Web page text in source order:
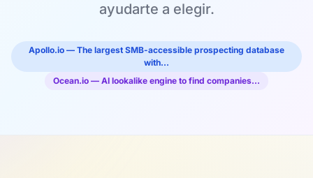
ayudarte a elegir.
Apollo.io — The largest SMB-accessible prospecting database
with…
Ocean.io — AI lookalike engine to find companies…